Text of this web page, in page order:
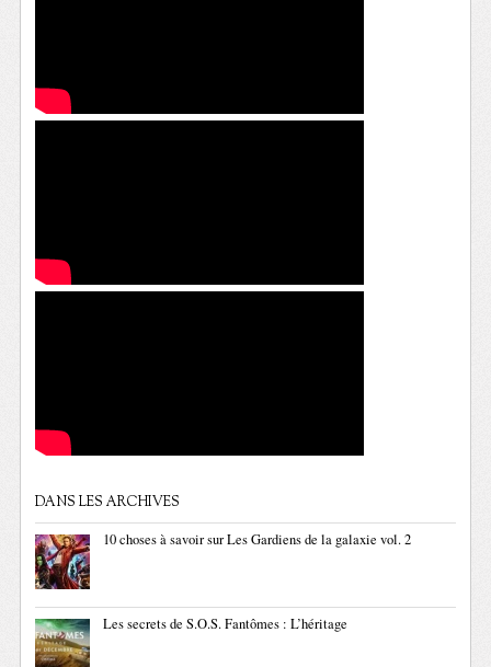
DANS LES ARCHIVES
10 choses à savoir sur Les Gardiens de la galaxie vol. 2
Les secrets de S.O.S. Fantômes : L’héritage